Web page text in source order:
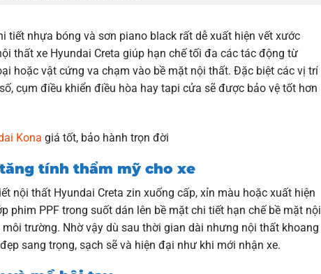
tiết nhựa bóng và sơn piano black rất dễ xuất hiện vết xước
thất xe Hyundai Creta giúp hạn chế tối đa các tác động từ
hoặc vật cứng va chạm vào bề mặt nội thất. Đặc biệt các vị trí
cụm điều khiển điều hòa hay tapi cửa sẽ được bảo vệ tốt hơn
Kona giá tốt, bảo hành trọn đời
tính thẩm mỹ cho xe
nội thất Hyundai Creta zin xuống cấp, xỉn màu hoặc xuất hiện
phim PPF trong suốt dán lên bề mặt chi tiết hạn chế bề mặt nội
trường. Nhờ vậy dù sau thời gian dài nhưng nội thất khoang
sang trọng, sạch sẽ và hiện đại như khi mới nhận xe.